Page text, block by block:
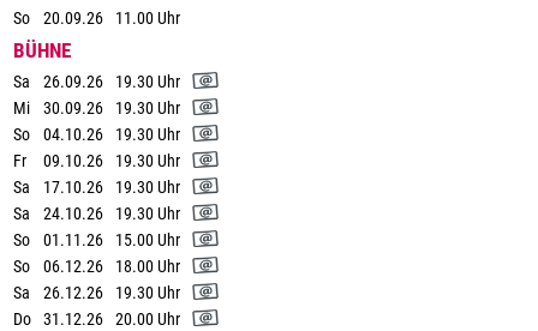
So 20.09.26 11.00 Uhr
BÜHNE
Sa 26.09.26
19.30 Uhr
Mi
30.09.26
19.30 Uhr
So
04.10.26
19.30 Uhr
Fr
09.10.26
19.30 Uhr
Sa
17.10.26
19.30 Uhr
Sa
24.10.26
19.30 Uhr
So
01.11.26
15.00 Uhr
So
06.12.26
18.00 Uhr
Sa
26.12.26
19.30 Uhr
Do 31.12.26 20.00 Uhr